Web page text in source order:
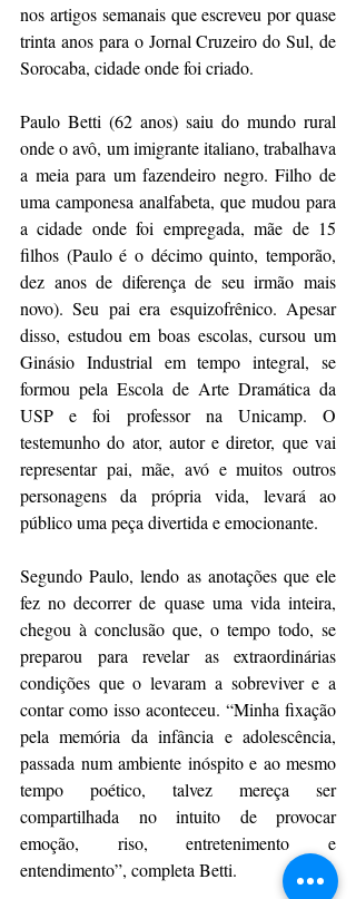
nos artigos semanais que escreveu por quase
trinta anos para o Jornal Cruzeiro do Sul, de
Sorocaba, cidade onde foi criado.
Paulo Betti (62 anos) saiu do mundo rural
onde o avô, um imigrante italiano, trabalhava
a meia para um fazendeiro negro. Filho de
uma camponesa analfabeta, que mudou para
a cidade onde foi empregada, mãe de 15
filhos (Paulo é o décimo quinto, temporão,
dez anos de diferença de seu irmão mais
novo). Seu pai era esquizofrênico. Apesar
disso, estudou em boas escolas, cursou um
Ginásio Industrial em tempo integral, se
formou pela Escola de Arte Dramática da
USP e foi professor na Unicamp. O
testemunho do ator, autor e diretor, que vai
representar pai, mãe, avó e muitos outros
personagens da própria vida, levará ao
público uma peça divertida e emocionante.
Segundo Paulo, lendo as anotações que ele
fez no decorrer de quase uma vida inteira,
chegou à conclusão que, o tempo todo, se
preparou para revelar as extraordinárias
condições que o levaram a sobreviver e a
contar como isso aconteceu. “Minha fixação
pela memória da infância e adolescência,
passada num ambiente inóspito e ao mesmo
tempo poético, talvez mereça ser
compartilhada no intuito de provocar
emoção, riso, entretenimento e
entendimento”, completa Betti.